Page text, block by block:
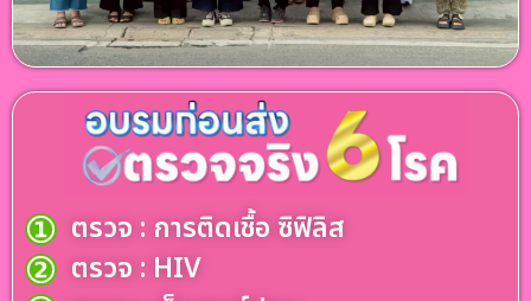
ตรวจ : การติดเชื้อ ซิฟิลิส
ตรวจ : HIV